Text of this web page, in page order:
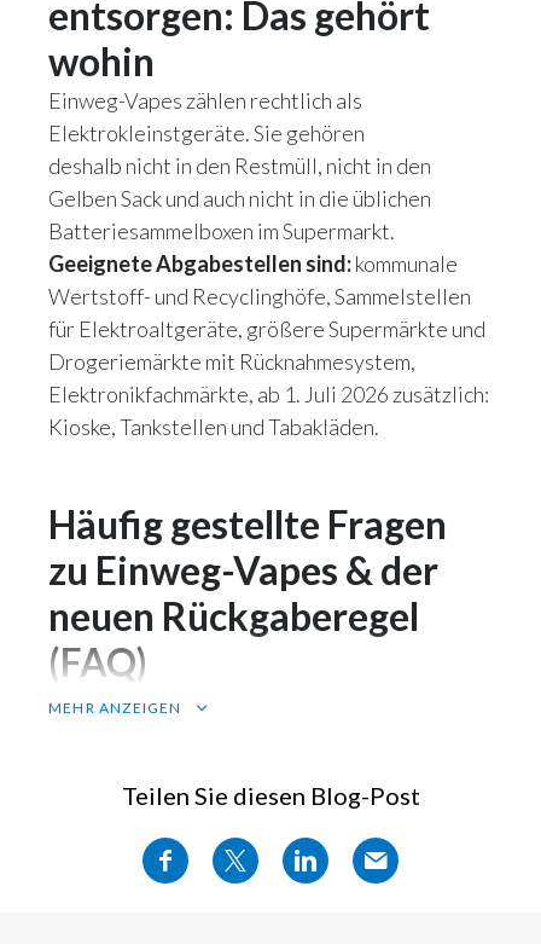
entsorgen: Das gehört
wohin
Einweg-Vapes zählen rechtlich als
Elektrokleinstgeräte. Sie gehören
deshalb nicht in den Restmüll, nicht in den
Gelben Sack und auch nicht in die üblichen
Batteriesammelboxen im Supermarkt.
Geeignete Abgabestellen sind:kommunale
Wertstoff- und Recyclinghöfe, Sammelstellen
für Elektroaltgeräte, größere Supermärkte und
Drogeriemärkte mit Rücknahmesystem,
Elektronikfachmärkte, ab 1. Juli 2026 zusätzlich:
Kioske, Tankstellen und Tabakläden.
Häufig gestellte Fragen
zu Einweg-Vapes & der
neuen Rückgaberegel
(FAQ)
MEHR ANZEIGEN
Verkaufsstellen, die Einweg-Vapes anbieten –
Altgeräte kostenlos zurücknehmen. Ein Neukauf
Teilen Sie diesen Blog-Post